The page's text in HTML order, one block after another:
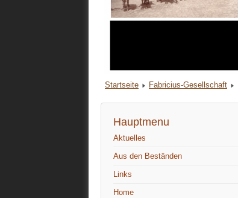
Startseite Fabricius-Gesellschaft
Hauptmenu
Aktuelles
Aus den Beständen
Links
Home